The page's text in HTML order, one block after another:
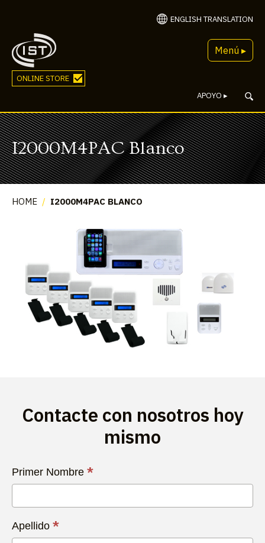
ENGLISH TRANSLATION
Menú ▸
ONLINE STORE
APOYO ▸
I2000M4PAC Blanco
HOME / I2000M4PAC BLANCO
Contacte con nosotros hoy
mismo
Contacta
con
Hoy
Primer Nombre *
Apellido *